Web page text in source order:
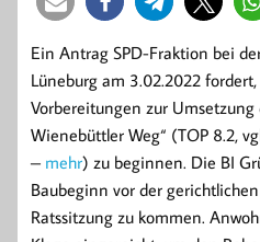
Ein Antrag SPD-Fraktion bei
Lüneburg am 3.02.2022
Vorbereitungen zur Umsetzung
Wienebüttler Weg“ (TOP 8.2,
– mehr) zu beginnen. Die BI
Baubeginn vor der
Ratssitzung zu kommen.